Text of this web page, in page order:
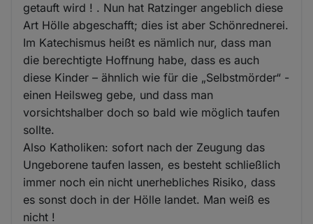
getauft wird ! . Nun hat Ratzinger angeblich diese
Art Hölle abgeschafft; dies ist aber Schönrednerei.
Im Katechismus heißt es nämlich nur, dass man
die berechtigte Hoffnung habe, dass es auch
diese Kinder – ähnlich wie für die „Selbstmörder“ -
einen Heilsweg gebe, und dass man
vorsichtshalber doch so bald wie möglich taufen
sollte.
Also Katholiken: sofort nach der Zeugung das
Ungeborene taufen lassen, es besteht schließlich
immer noch ein nicht unerhebliches Risiko, dass
es sonst doch in der Hölle landet. Man weiß es
nicht !